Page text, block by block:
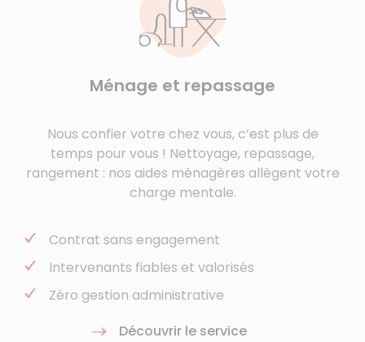
Ménage et repassage
Nous confier votre chez vous, c’est plus de
temps pour vous ! Nettoyage, repassage,
rangement : nos aides ménagères allègent votre
charge mentale.
Contrat sans engagement
Intervenants fiables et valorisés
Zéro gestion administrative
Découvrir le service